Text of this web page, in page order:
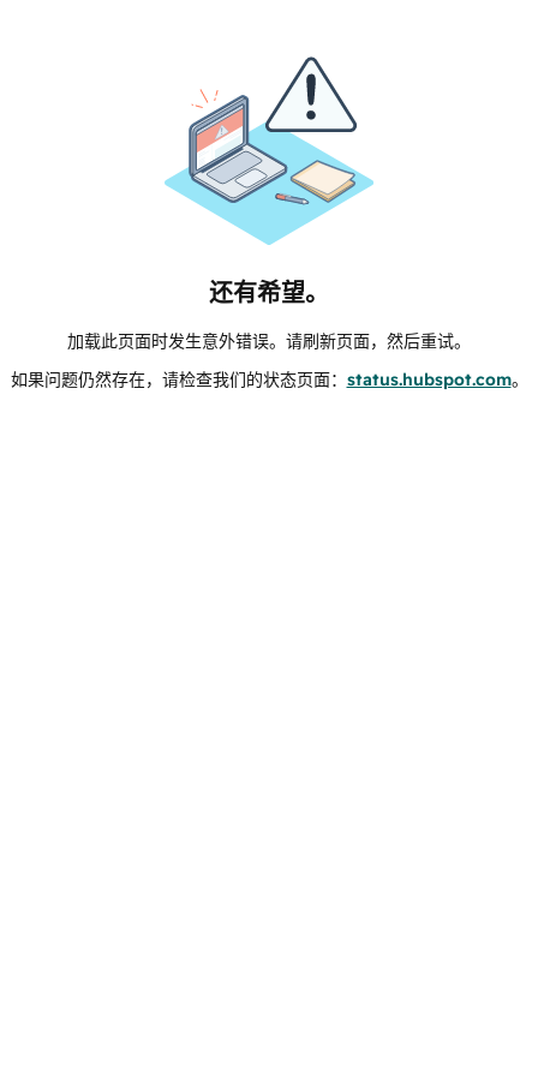
还有希望。
加载此页面时发生意外错误。请刷新页面，然后重试。
如果问题仍然存在，请检查我们的状态页面： status.hubspot.com。